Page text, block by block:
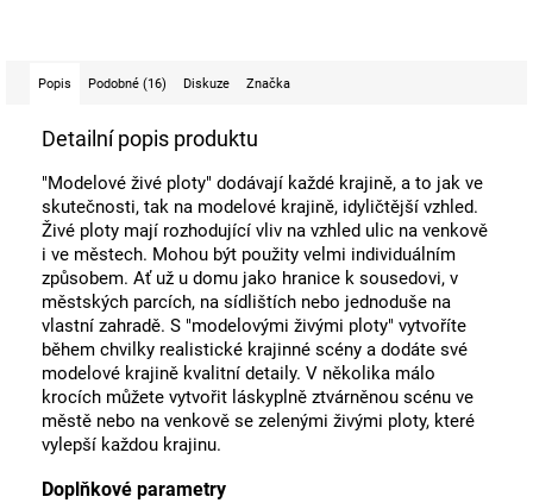
Popis Podobné (16) Diskuze Značka
Detailní popis produktu
"Modelové živé ploty" dodávají každé krajině, a to jak ve
skutečnosti, tak na modelové krajině, idyličtější vzhled.
Živé ploty mají rozhodující vliv na vzhled ulic na venkově
i ve městech. Mohou být použity velmi individuálním
způsobem. Ať už u domu jako hranice k sousedovi, v
městských parcích, na sídlištích nebo jednoduše na
vlastní zahradě. S "modelovými živými ploty" vytvoříte
během chvilky realistické krajinné scény a dodáte své
modelové krajině kvalitní detaily. V několika málo
krocích můžete vytvořit láskyplně ztvárněnou scénu ve
městě nebo na venkově se zelenými živými ploty, které
vylepší každou krajinu.
Doplňkové parametry